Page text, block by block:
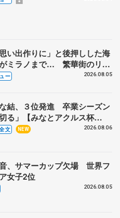
い出作りに」と後押しした海
ミラノまで… 繁華街のリン
良のお兄さんも味方に 小林
ー 2026.08.05
結、３位発進 卒業シーズン
切る」【みなとアクルス杯
文 NEW 2026.08.06
、サマーカップ欠場 世界フ
女子2位
2026.08.05